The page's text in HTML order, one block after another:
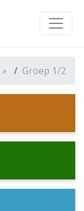
» Groep 1/2